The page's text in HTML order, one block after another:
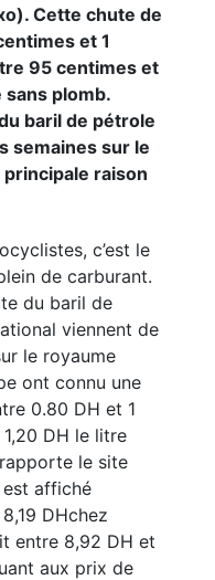
Cette chute de
et 1
95 centimes et
sans plomb.
baril de pétrole
semaines sur le
raison
c’est le
de carburant.
du baril de
viennent de
le royaume
ont connu une
0.80 DH et 1
DH le litre
le site
affiché
DHchez
entre 8,92 DH et
aux prix de